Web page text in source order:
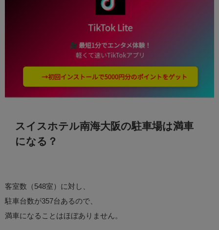
スイスホテル南海大阪の駐車場は満車
になる？
客室数（548室）に対し、
駐車台数が357台あるので、
満車になることはほぼありません。